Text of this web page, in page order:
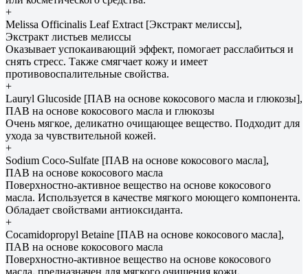
+
Melissa Officinalis Leaf Extract [Экстракт мелиссы],
Экстракт листьев мелиссы
Оказывает успокаивающий эффект, помогает расслабиться и
снять стресс. Также смягчает кожу и имеет
противовоспалительные свойства.
+
Lauryl Glucoside [ПАВ на основе кокосового масла и глюкозы],
ПАВ на основе кокосового масла и глюкозы
Очень мягкое, деликатно очищающее вещество. Подходит для
ухода за чувствительной кожей.
+
Sodium Coco-Sulfate [ПАВ на основе кокосового масла],
ПАВ на основе кокосового масла
Поверхностно-активное вещество на основе кокосового
масла. Используется в качестве мягкого моющего компонента.
Обладает свойствами антиоксиданта.
+
Cocamidopropyl Betaine [ПАВ на основе кокосового масла],
ПАВ на основе кокосового масла
Поверхностно-активное вещество на основе кокосового
масла, предназначен для мягкого очищения кожи.